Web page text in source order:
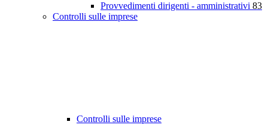
Provvedimenti dirigenti - amministrativi 83
Controlli sulle imprese
Controlli sulle imprese